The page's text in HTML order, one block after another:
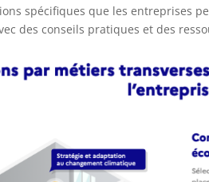
spécifiques que les entreprises
des conseils pratiques et des